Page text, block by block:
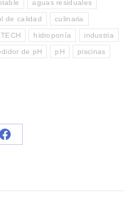
aguas residuales
de calidad culinaria
hidroponía industria
de pH pH piscinas
Share